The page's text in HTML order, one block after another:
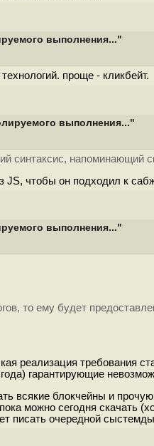
выполнения..."
проще - кликбейт.
выполнения..."
синтаксис, напоминающий
JS, чтобы он подходил к
выполнения..."
то ему будет
реализация требования
гарантирующие
всякие блокчейны и
можно сегодня скачать
писать очередной